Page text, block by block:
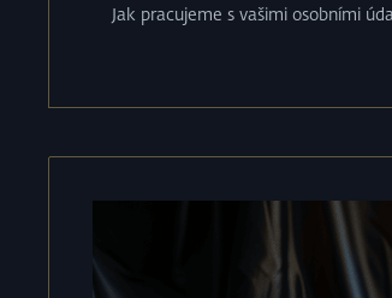
Jak pracujeme s vašimi osobními